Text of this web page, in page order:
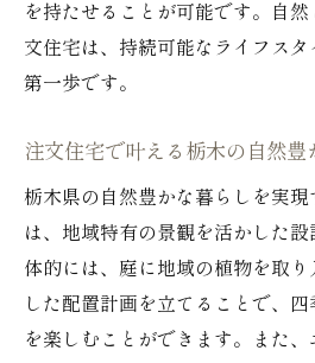
を持たせることが可能です。自
文住宅は、持続可能なライフス
第一歩です。
注文住宅で叶える栃木の自然豊
栃木県の自然豊かな暮らしを実
は、地域特有の景観を活かした
体的には、庭に地域の植物を取
した配置計画を立てることで、
を楽しむことができます。また